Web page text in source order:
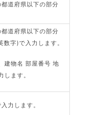
道府県以下の部分
道府県以下の部分
字)で入力します。
建物名 部屋番号 地
します。
力します。